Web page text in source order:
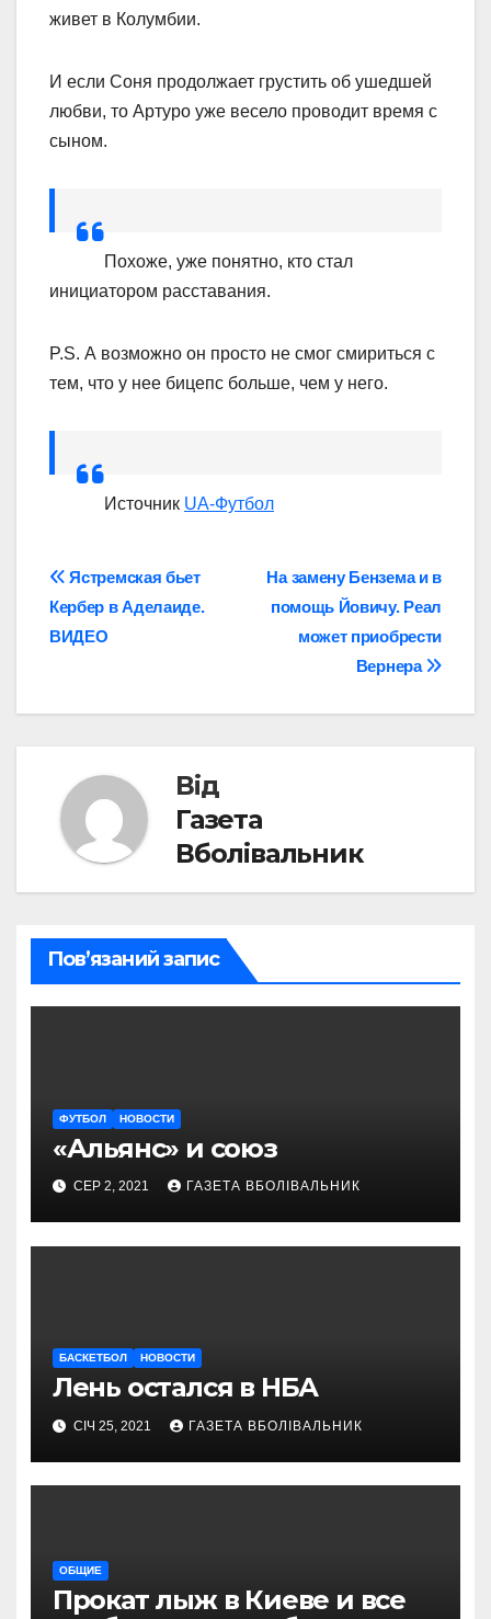
живет в Колумбии.
И если Соня продолжает грустить об ушедшей
любви, то Артуро уже весело проводит время с
сыном.
Похоже, уже понятно, кто стал
инициатором расставания.
P.S. А возможно он просто не смог смириться с
тем, что у нее бицепс больше, чем у него.
Источник UA-Футбол
Навігація
записів
На замену Бензема и в
помощь Йовичу. Реал
может приобрести
Вернера
Ястремская бьет
Кербер в Аделаиде.
ВИДЕО
Від
Газета
Вболівальник
Пов’язаний запис
ФУТБОЛ НОВОСТИ
«Альянс» и союз
СЕР 2, 2021 ГАЗЕТА ВБОЛІВАЛЬНИК
БАСКЕТБОЛ НОВОСТИ
Лень остался в НБА
СІЧ 25, 2021 ГАЗЕТА ВБОЛІВАЛЬНИК
ОБЩИЕ
Прокат лыж в Киеве и все